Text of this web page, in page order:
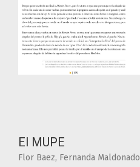
El MUPE
Flor Baez, Fernanda Maldonado